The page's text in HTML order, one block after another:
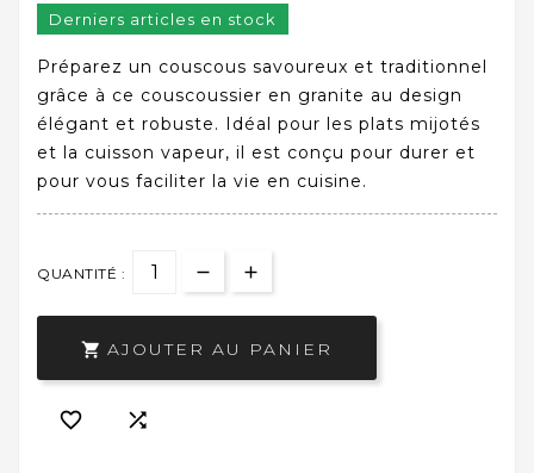
Derniers articles en stock
Préparez un couscous savoureux et traditionnel
grâce à ce couscoussier en granite au design
élégant et robuste. Idéal pour les plats mijotés
et la cuisson vapeur, il est conçu pour durer et
pour vous faciliter la vie en cuisine.
QUANTITÉ :
 AJOUTER AU PANIER
 